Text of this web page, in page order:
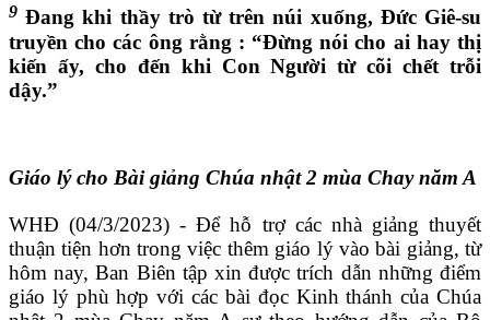
9 Đang khi thầy trò từ trên núi xuống, Đức Giê-su
truyền cho các ông rằng : “Đừng nói cho ai hay thị
kiến ấy, cho đến khi Con Người từ cõi chết trỗi
dậy.”
Giáo lý cho Bài giảng Chúa nhật 2 mùa Chay năm A
WHĐ (04/3/2023) - Để hỗ trợ các nhà giảng thuyết
thuận tiện hơn trong việc thêm giáo lý vào bài giảng, từ
hôm nay, Ban Biên tập xin được trích dẫn những điểm
giáo lý phù hợp với các bài đọc Kinh thánh của Chúa